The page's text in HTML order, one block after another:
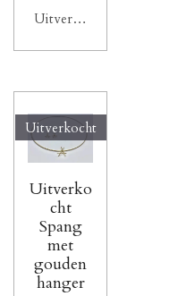
Uitverkocht
Uitverkocht
Uitverko
cht
Spang
met
gouden
hanger